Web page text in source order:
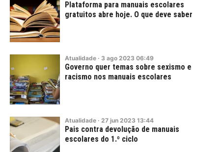
Plataforma para manuais escolares
gratuitos abre hoje. O que deve saber
Atualidade · 3 ago 2023 06:49
Governo quer temas sobre sexismo e
racismo nos manuais escolares
Atualidade · 27 jun 2023 13:44
Pais contra devolução de manuais
escolares do 1.º ciclo